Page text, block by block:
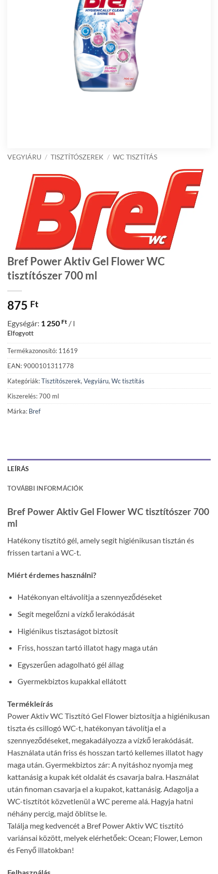
VEGYIÁRU / TISZTÍTÓSZEREK / WC TISZTÍTÁS
Bref Power Aktiv Gel Flower WC
tisztítószer 700 ml
875 Ft
Egységár: 1 250 Ft / l
Elfogyott
Termékazonosító: 11619
EAN: 9000101311778
Kategóriák:Tisztítószerek,Vegyiáru,Wc tisztítás
Kiszerelés: 700 ml
Márka: Bref
LEÍRÁS
TOVÁBBI INFORMÁCIÓK
Bref Power Aktiv Gel Flower WC tisztítószer 700
ml
Hatékony tisztító gél, amely segít higiénikusan tisztán és
frissen tartani a WC-t.
Miért érdemes használni?
Hatékonyan eltávolítja a szennyeződéseket
Segít megelőzni a vízkő lerakódását
Higiénikus tisztaságot biztosít
Friss, hosszan tartó illatot hagy maga után
Egyszerűen adagolható gél állag
Gyermekbiztos kupakkal ellátott
Termékleírás
Power Aktiv WC Tisztító Gel Flower biztosítja a higiénikusan
tiszta és csillogó WC-t, hatékonyan távolítja el a
szennyeződéseket, megakadályozza a vízkő lerakódását.
Használata után friss és hosszan tartó kellemes illatot hagy
maga után. Gyermekbiztos zár: A nyitáshoz nyomja meg
kattanásig a kupak két oldalát és csavarja balra. Használat
után finoman csavarja el a kupakot, kattanásig. Adagolja a
WC-tisztítót közvetlenül a WC pereme alá. Hagyja hatni
néhány percig, majd öblítse le.
Találja meg kedvencét a Bref Power Aktiv WC tisztító
variánsai között, melyek elérhetőek: Ocean; Flower, Lemon
és Fenyő illatokban!